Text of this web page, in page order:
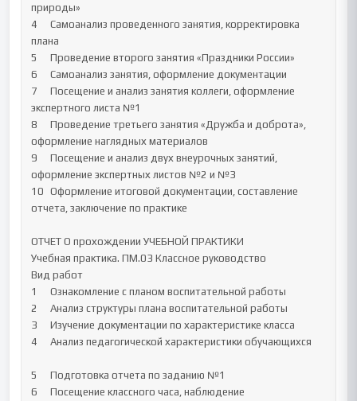
природы»
4	Самоанализ проведенного занятия, корректировка
плана
5	Проведение второго занятия «Праздники России»
6	Самоанализ занятия, оформление документации
7	Посещение и анализ занятия коллеги, оформление
экспертного листа №1
8	Проведение третьего занятия «Дружба и доброта»,
оформление наглядных материалов
9	Посещение и анализ двух внеурочных занятий,
оформление экспертных листов №2 и №3
10	Оформление итоговой документации, составление
отчета, заключение по практике
ОТЧЕТ О прохождении УЧЕБНОЙ ПРАКТИКИ
Учебная практика. ПМ.03 Классное руководство
Вид работ
1	Ознакомление с планом воспитательной работы
2	Анализ структуры плана воспитательной работы
3	Изучение документации по характеристике класса
4	Анализ педагогической характеристики обучающихся
5	Подготовка отчета по заданию №1
6	Посещение классного часа, наблюдение